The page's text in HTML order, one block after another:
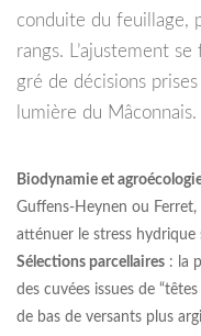
conduite du feuillage,
rangs. L’ajustement
gré de décisions
lumière du Mâconnais.
Biodynamie et
Guffens-Heynen ou
atténuer le stress hydrique
Sélections parcellaires : la
des cuvées issues de
de bas de versants plus